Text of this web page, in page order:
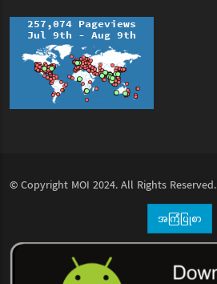
© Copyright MOI 2024. All Rights Reserved.
အကြံပြုစာ